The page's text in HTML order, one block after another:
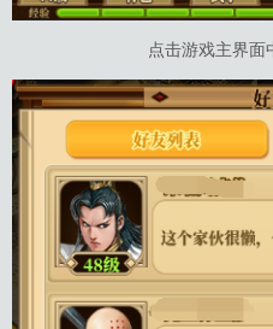
点击游戏主界面